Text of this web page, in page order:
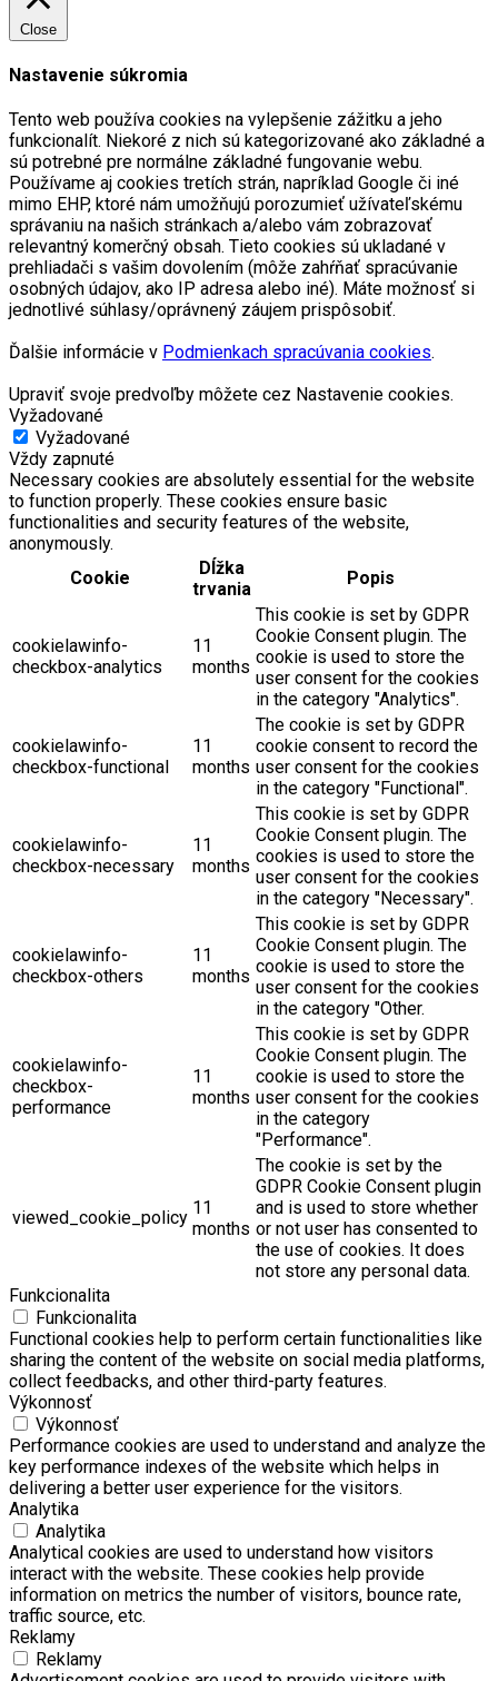
Close
Nastavenie súkromia
Tento web používa cookies na vylepšenie zážitku a jeho
funkcionalít. Niekoré z nich sú kategorizované ako základné a
sú potrebné pre normálne základné fungovanie webu.
Používame aj cookies tretích strán, napríklad Google či iné
mimo EHP, ktoré nám umožňujú porozumieť užívateľskému
správaniu na našich stránkach a/alebo vám zobrazovať
relevantný komerčný obsah. Tieto cookies sú ukladané v
prehliadači s vašim dovolením (môže zahŕňať spracúvanie
osobných údajov, ako IP adresa alebo iné). Máte možnosť si
jednotlivé súhlasy/oprávnený záujem prispôsobiť.
Ďalšie informácie v Podmienkach spracúvania cookies.
Upraviť svoje predvoľby môžete cez Nastavenie cookies.
Vyžadované
Vyžadované
Vždy zapnuté
Necessary cookies are absolutely essential for the website
to function properly. These cookies ensure basic
functionalities and security features of the website,
anonymously.
Cookie
Dĺžka
trvania
Popis
cookielawinfo-
checkbox-analytics
11
months
This cookie is set by GDPR
Cookie Consent plugin. The
cookie is used to store the
user consent for the cookies
in the category "Analytics".
cookielawinfo-
checkbox-functional
11
months
The cookie is set by GDPR
cookie consent to record the
user consent for the cookies
in the category "Functional".
cookielawinfo-
checkbox-necessary
11
months
This cookie is set by GDPR
Cookie Consent plugin. The
cookies is used to store the
user consent for the cookies
in the category "Necessary".
cookielawinfo-
checkbox-others
11
months
This cookie is set by GDPR
Cookie Consent plugin. The
cookie is used to store the
user consent for the cookies
in the category "Other.
cookielawinfo-
checkbox-
performance
11
months
This cookie is set by GDPR
Cookie Consent plugin. The
cookie is used to store the
user consent for the cookies
in the category
"Performance".
viewed_cookie_policy 11
months
The cookie is set by the
GDPR Cookie Consent plugin
and is used to store whether
or not user has consented to
the use of cookies. It does
not store any personal data.
Funkcionalita
Funkcionalita
Functional cookies help to perform certain functionalities like
sharing the content of the website on social media platforms,
collect feedbacks, and other third-party features.
Výkonnosť
Výkonnosť
Performance cookies are used to understand and analyze the
key performance indexes of the website which helps in
delivering a better user experience for the visitors.
Analytika
Analytika
Analytical cookies are used to understand how visitors
interact with the website. These cookies help provide
information on metrics the number of visitors, bounce rate,
traffic source, etc.
Reklamy
Reklamy